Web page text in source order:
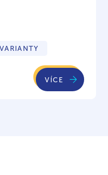
VÍCE